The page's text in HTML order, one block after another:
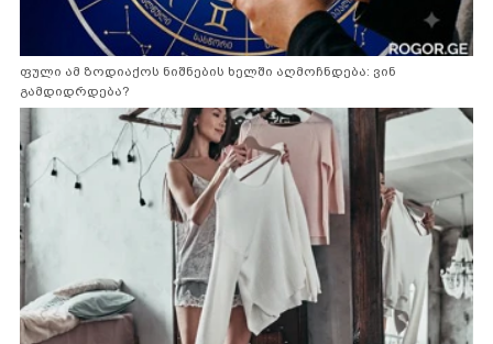
ფული ამ ზოდიაქოს ნიშნების ხელში აღმოჩნდება: ვინ
გამდიდრდება?